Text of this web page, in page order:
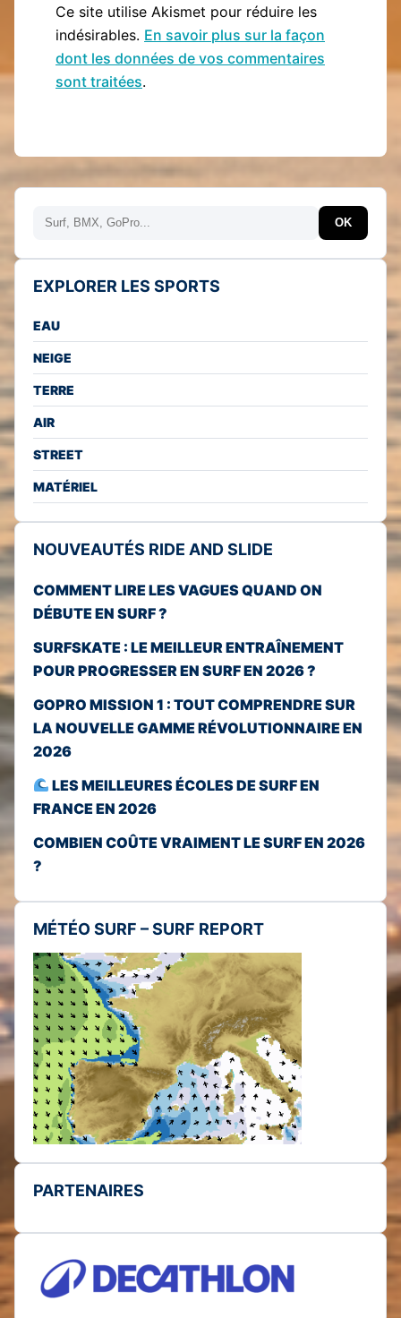
Ce site utilise Akismet pour réduire les
indésirables. En savoir plus sur la façon
dont les données de vos commentaires
sont traitées.
Rechercher OK
EXPLORER LES SPORTS
EAU
NEIGE
TERRE
AIR
STREET
MATÉRIEL
NOUVEAUTÉS RIDE AND SLIDE
COMMENT LIRE LES VAGUES QUAND ON
DÉBUTE EN SURF ?
SURFSKATE : LE MEILLEUR ENTRAÎNEMENT
POUR PROGRESSER EN SURF EN 2026 ?
GOPRO MISSION 1 : TOUT COMPRENDRE SUR
LA NOUVELLE GAMME RÉVOLUTIONNAIRE EN
2026
LES MEILLEURES ÉCOLES DE SURF EN
FRANCE EN 2026
COMBIEN COÛTE VRAIMENT LE SURF EN 2026
?
MÉTÉO SURF – SURF REPORT
PARTENAIRES